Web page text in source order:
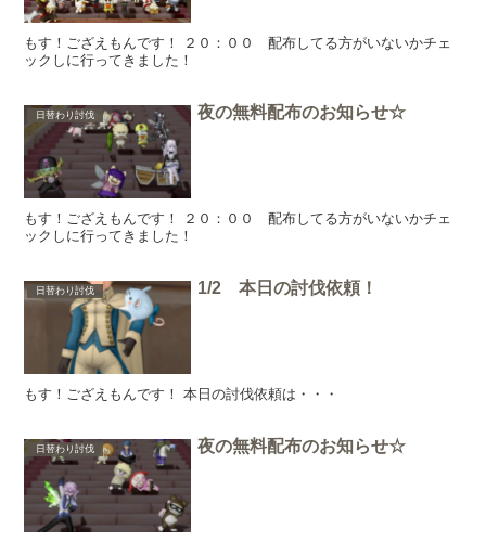
もす！ござえもんです！ ２０：００ 配布してる方がいないかチェ
ックしに行ってきました！
日替わり討伐 夜の無料配布のお知らせ☆
もす！ござえもんです！ ２０：００ 配布してる方がいないかチェ
ックしに行ってきました！
日替わり討伐 1/2 本日の討伐依頼！
もす！ござえもんです！ 本日の討伐依頼は・・・
日替わり討伐 夜の無料配布のお知らせ☆